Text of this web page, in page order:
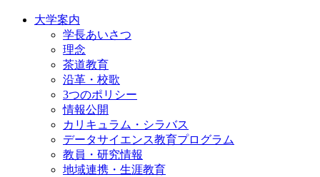
大学案内
学長あいさつ
理念
茶道教育
沿革・校歌
3つのポリシー
情報公開
カリキュラム・シラバス
データサイエンス教育プログラム
教員・研究情報
地域連携・生涯教育